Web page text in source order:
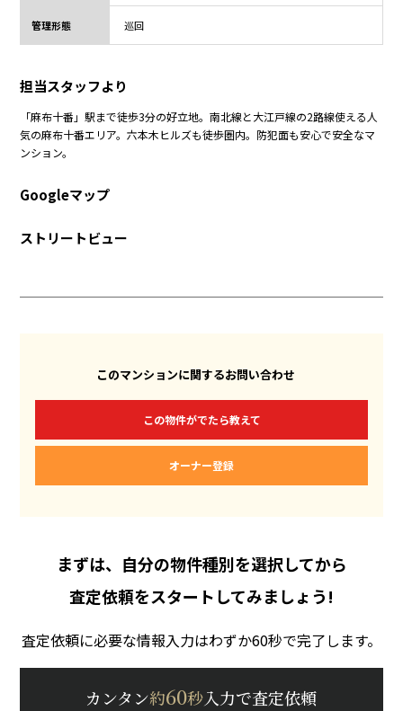
管理形態 巡回
担当スタッフより
「麻布十番」駅まで徒歩3分の好立地。南北線と大江戸線の2路線使える人
気の麻布十番エリア。六本木ヒルズも徒歩圏内。防犯面も安心で安全なマ
ンション。
Googleマップ
ストリートビュー
このマンションに関するお問い合わせ
この物件がでたら教えて
オーナー登録
まずは、自分の物件種別を選択してから
査定依頼をスタートしてみましょう!
査定依頼に必要な情報入力はわずか60秒で完了します。
カンタン約60秒入力で査定依頼